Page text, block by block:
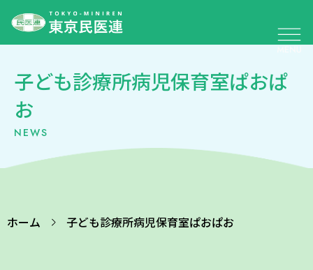
子ども診療所病児保育室ぱおぱ
お
NEWS
ホーム 子ども診療所病児保育室ぱおぱお